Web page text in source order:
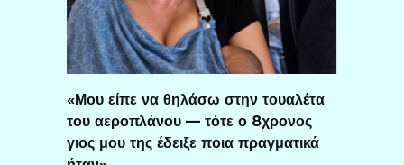
«Μου είπε να θηλάσω στην τουαλέτα
του αεροπλάνου — τότε ο 8χρονος
γιος μου της έδειξε ποια πραγματικά